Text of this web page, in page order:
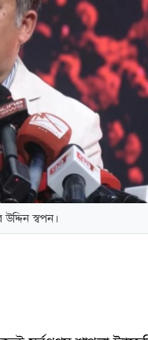
উদ্দিন স্বপন।